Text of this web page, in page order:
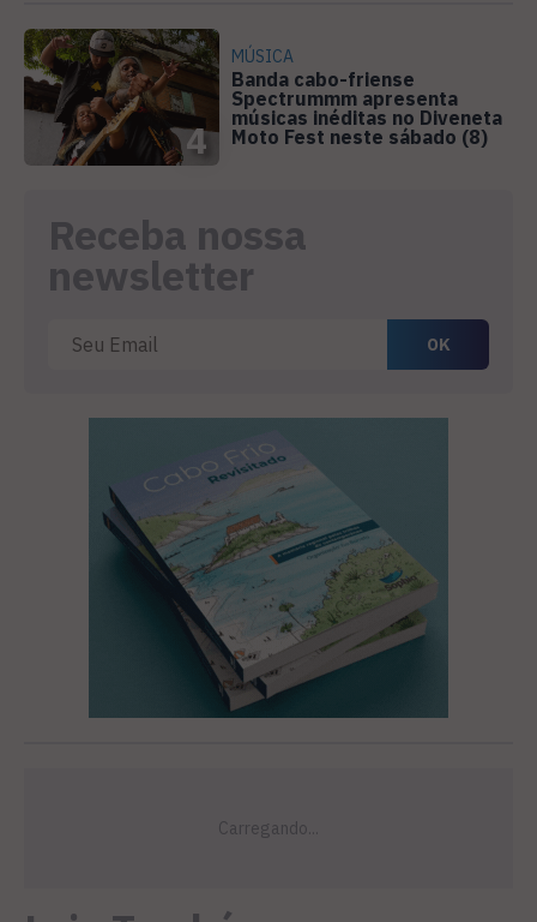
4
MÚSICA
Banda cabo-friense
Spectrummm apresenta
músicas inéditas no Diveneta
Moto Fest neste sábado (8)
Receba nossa
newsletter